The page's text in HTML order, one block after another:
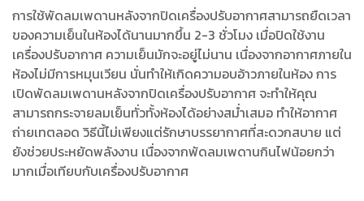
การใช้พัดลมเพดานหลังจากปิดเครื่องปรับอากาศสามารถยืดเวลา
ของความเย็นในห้องได้นานมากขึ้น 2-3 ชั่วโมง เมื่อปิดใช้งาน
เครื่องปรับอากาศ ความเย็นมักจะอยู่ไม่นาน เนื่องจากอากาศภายใน
ห้องไม่มีการหมุนเวียน นั่นทำให้เกิดความอบอ้าวภายในห้อง การ
เปิดพัดลมเพดานหลังจากปิดเครื่องปรับอากาศ จะทำให้คุณ
สามารถกระจายลมเย็นทั่วทั้งห้องได้อย่างสม่ำเสมอ ทำให้อากาศ
ถ่ายเทตลอด วิธีนี้ไม่เพียงแต่รักษาบรรยากาศที่สะดวกสบาย แต่
ยังช่วยประหยัดพลังงาน เนื่องจากพัดลมเพดานกินไฟน้อยกว่า
มากเมื่อเทียบกับเครื่องปรับอากาศ